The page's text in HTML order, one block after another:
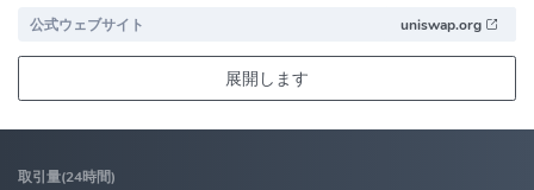
公式ウェブサイト uniswap.org
展開します
取引量(24時間)